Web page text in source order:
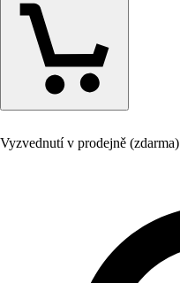
Vyzvednutí v prodejně (zdarma)